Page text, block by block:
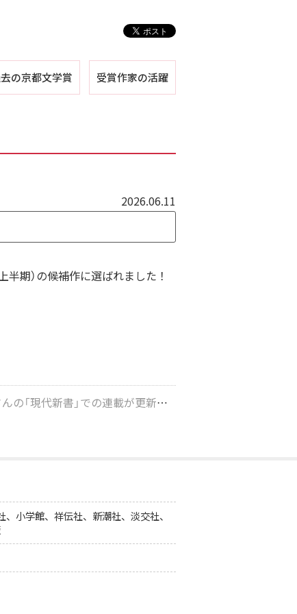
の京都文学賞
受賞作家の活躍
2026.06.11
半期）の候補作に選ばれました！
グレゴリー・ケズナジャットさんの「現代新書」での連載が更新されました！
小学館、祥伝社、新潮社、淡交社、